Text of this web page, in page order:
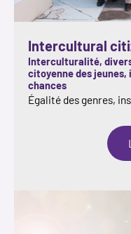
Intercultural
Interculturalité,
citoyenne des
chances
Égalité des genres,